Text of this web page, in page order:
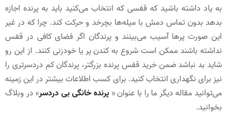
به یاد داشته باشید که قفسی که انتخاب می‌کنید باید به پرنده اجازه
بدهد بدون تماس دمش با میله‌ها بچرخد و حرکت کند. چرا که در غیر
این صورت پرها آسیب می‌بینند و پرندگان اگر فضای کافی در قفس
نداشته باشند ممکن است شروع به کندن پر یا خودزنی کنند. از این رو
شاید بد نباشد ضمن خرید قفس پرنده بزرگتر، پرندگان کم دردسرتری را
نیز برای نگهداری انتخاب کنید. برای کسب اطلاعات بیشتر در این زمینه
می‌توانید مقاله دیگر ما را با عنوان « پرنده خانگی بی دردسر» در وبلاگ
بخوانید.